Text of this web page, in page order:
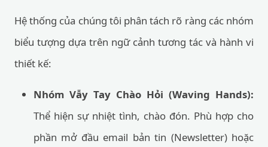
Hệ thống của chúng tôi phân tách rõ ràng các nhóm
biểu tượng dựa trên ngữ cảnh tương tác và hành vi
thiết kế:
Nhóm Vẫy Tay Chào Hỏi (Waving Hands):
Thể hiện sự nhiệt tình, chào đón. Phù hợp cho
phần mở đầu email bản tin (Newsletter) hoặc